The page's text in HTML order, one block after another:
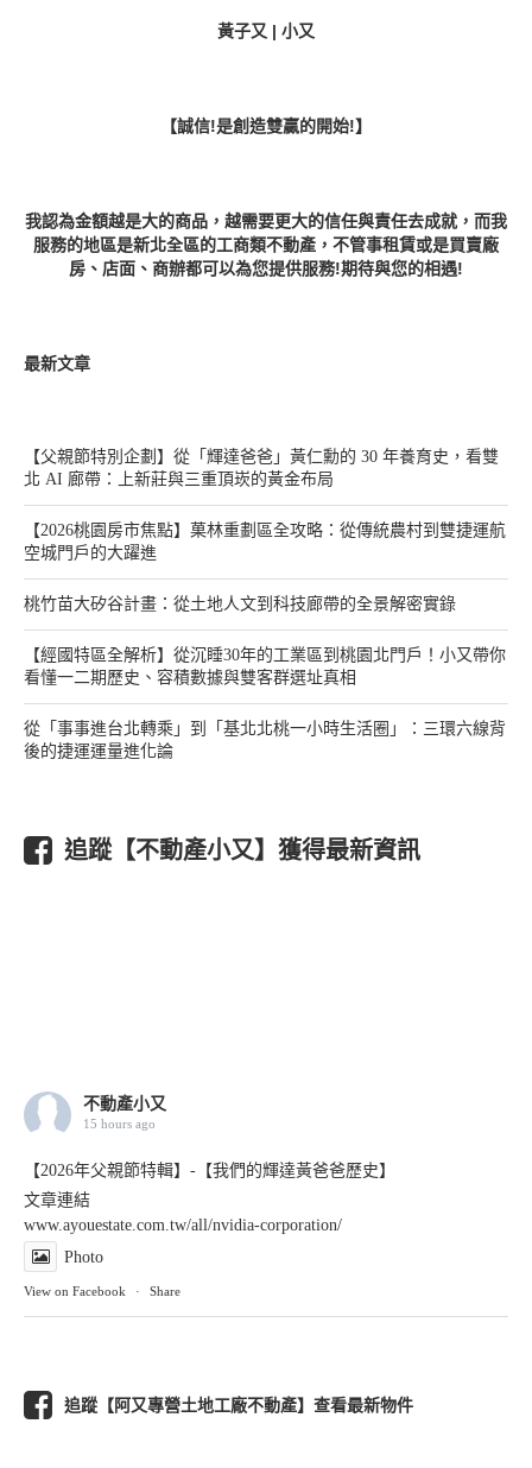
黃子又 | 小又
【誠信!是創造雙贏的開始!】
我認為金額越是大的商品，越需要更大的信任與責任去成就，而我
服務的地區是新北全區的工商類不動產，不管事租賃或是買賣廠
房、店面、商辦都可以為您提供服務!期待與您的相遇!
最新文章
【父親節特別企劃】從「輝達爸爸」黃仁勳的 30 年養育史，看雙
北 AI 廊帶：上新莊與三重頂崁的黃金布局
【2026桃園房市焦點】菓林重劃區全攻略：從傳統農村到雙捷運航
空城門戶的大躍進
桃竹苗大矽谷計畫：從土地人文到科技廊帶的全景解密實錄
【經國特區全解析】從沉睡30年的工業區到桃園北門戶！小又帶你
看懂一二期歷史、容積數據與雙客群選址真相
從「事事進台北轉乘」到「基北北桃一小時生活圈」：三環六線背
後的捷運運量進化論
追蹤【不動產小又】獲得最新資訊
不動產小又
15 hours ago
【2026年父親節特輯】-【我們的輝達黃爸爸歷史】
文章連結
www.ayouestate.com.tw/all/nvidia-corporation/
Photo
View on Facebook · Share
追蹤【阿又專營土地工廠不動產】查看最新物件